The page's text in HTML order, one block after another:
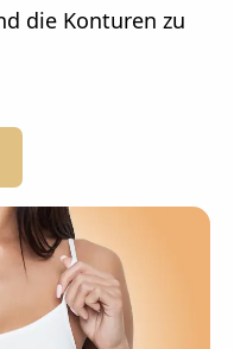
die Konturen zu